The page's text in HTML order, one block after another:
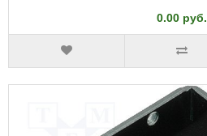
0.00 руб.